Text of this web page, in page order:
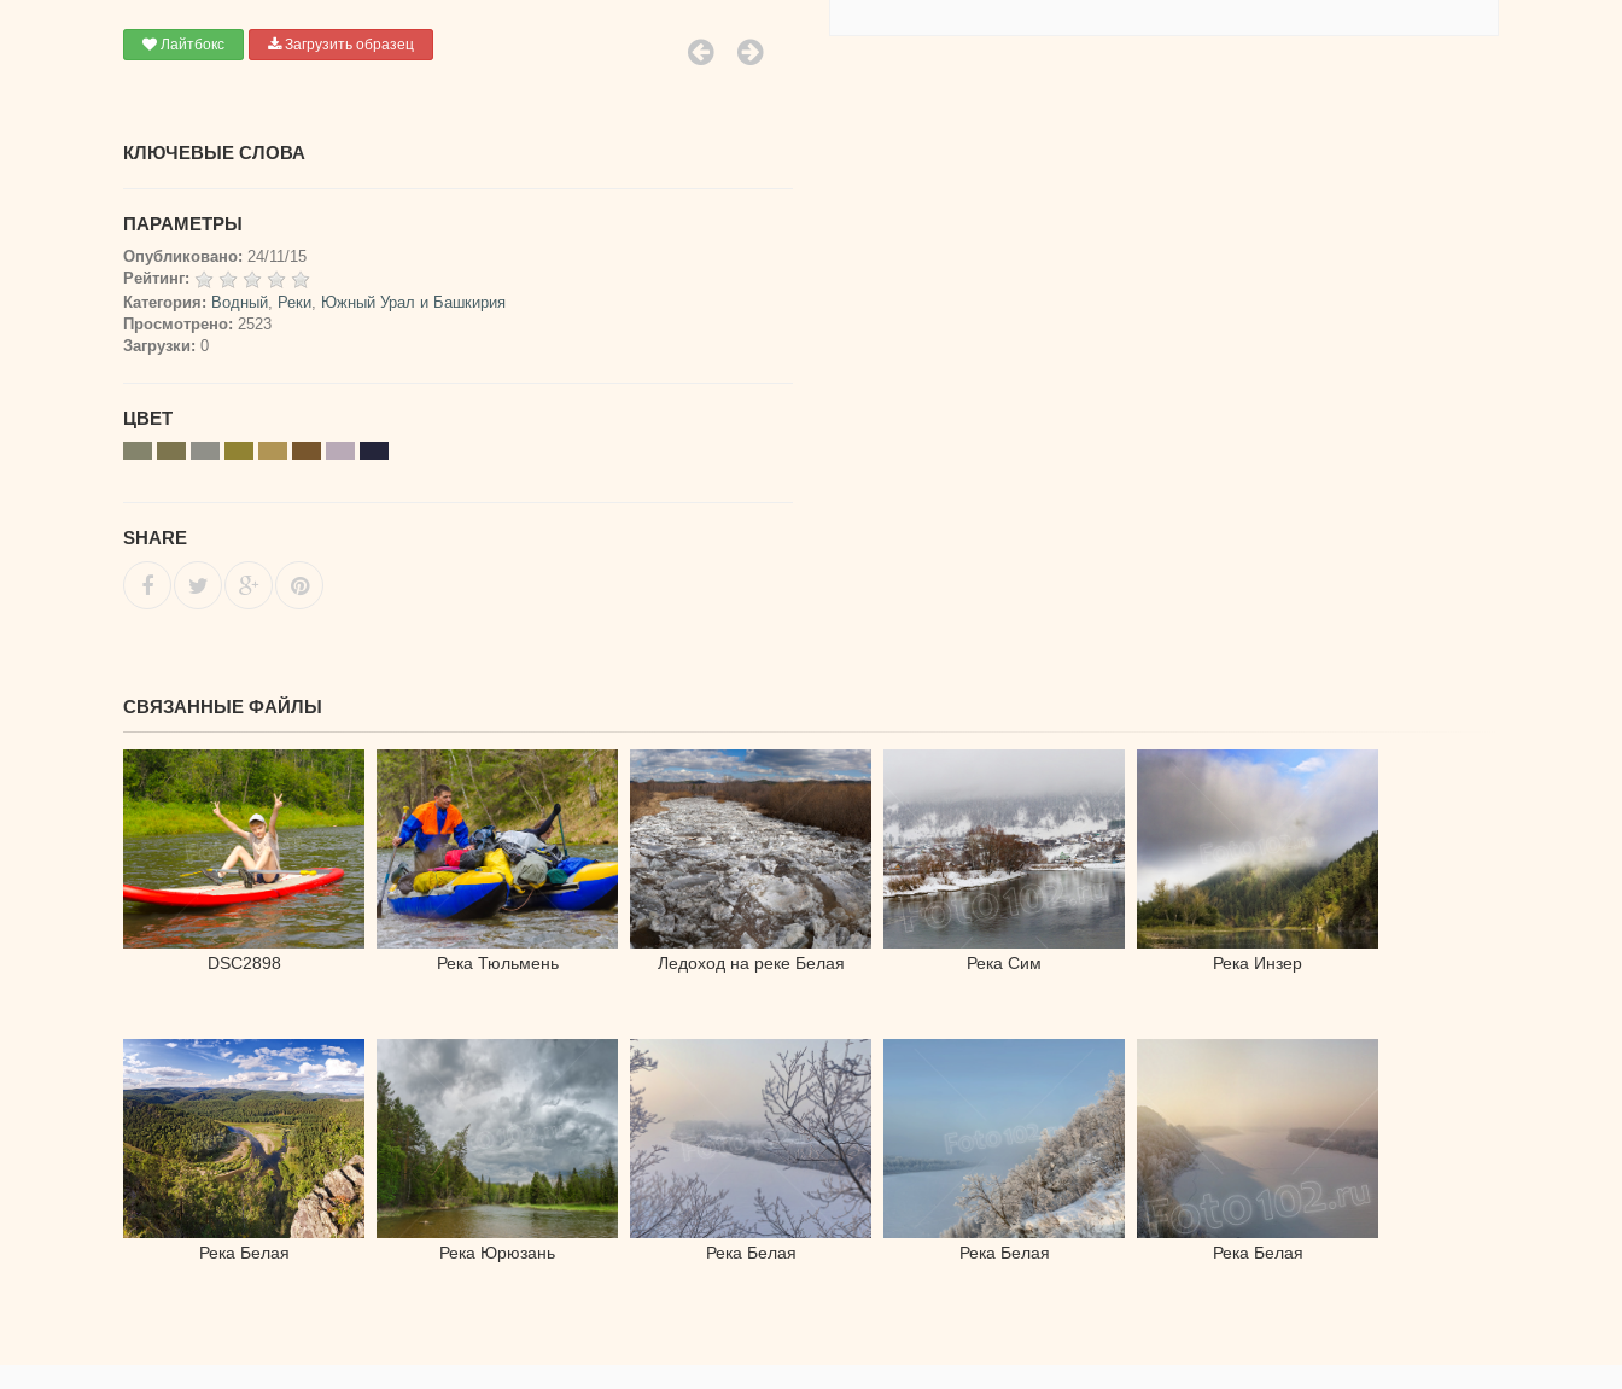
Лайтбокс Загрузить образец
КЛЮЧЕВЫЕ СЛОВА
ПАРАМЕТРЫ
Опубликовано: 24/11/15
Рейтинг:
Категория: Водный Реки Южный Урал и Башкирия
Просмотрено: 2523
Загрузки: 0
ЦВЕТ
SHARE
СВЯЗАННЫЕ ФАЙЛЫ
DSC2898 Река Тюльмень Ледоход на реке Белая Река Сим Река Инзер
Река Белая Река Юрюзань Река Белая Река Белая Река Белая